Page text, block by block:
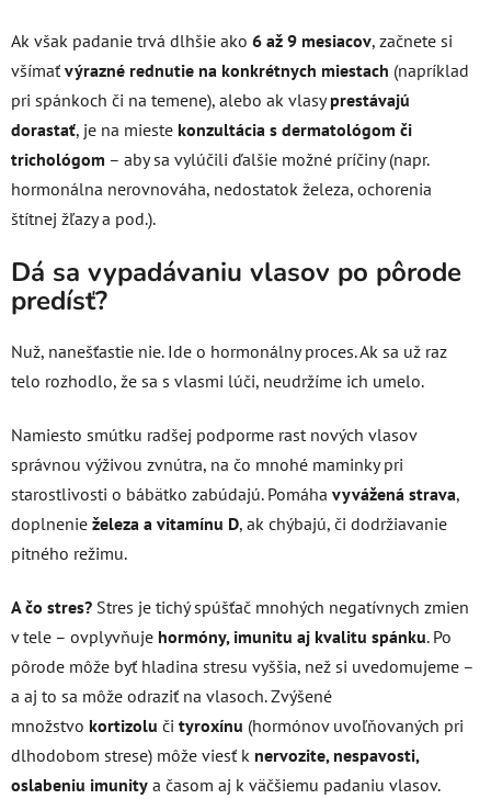
Ak však padanie trvá dlhšie ako 6 až 9 mesiacov, začnete si
všímať výrazné rednutie na konkrétnych miestach (napríklad
pri spánkoch či na temene), alebo ak vlasy prestávajú
dorastať, je na mieste konzultácia s dermatológom či
trichológom – aby sa vylúčili ďalšie možné príčiny (napr.
hormonálna nerovnováha, nedostatok železa, ochorenia
štítnej žľazy a pod.).
Dá sa vypadávaniu vlasov po pôrode
predísť?
Nuž, nanešťastie nie. Ide o hormonálny proces. Ak sa už raz
telo rozhodlo, že sa s vlasmi lúči, neudržíme ich umelo.
Namiesto smútku radšej podporme rast nových vlasov
správnou výživou zvnútra, na čo mnohé maminky pri
starostlivosti o bábätko zabúdajú. Pomáha vyvážená strava,
doplnenie železa a vitamínu D, ak chýbajú, či dodržiavanie
pitného režimu.
A čo stres? Stres je tichý spúšťač mnohých negatívnych zmien
v tele – ovplyvňuje hormóny, imunitu aj kvalitu spánku. Po
pôrode môže byť hladina stresu vyššia, než si uvedomujeme –
a aj to sa môže odraziť na vlasoch. Zvýšené
množstvo kortizolu či tyroxínu (hormónov uvoľňovaných pri
dlhodobom strese) môže viesť k nervozite, nespavosti,
oslabeniu imunity a časom aj k väčšiemu padaniu vlasov.